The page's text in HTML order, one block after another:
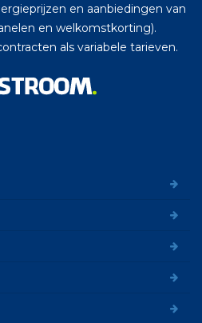
en aanbiedingen van
en welkomstkorting).
als variabele tarieven.